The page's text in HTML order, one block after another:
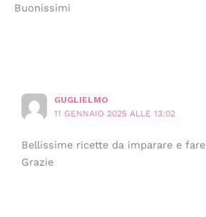
Buonissimi
GUGLIELMO
11 GENNAIO 2025 ALLE 13:02
Bellissime ricette da imparare e fare
Grazie